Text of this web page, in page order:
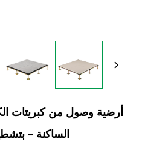
أرضية وصول من كبريتات
الساكنة –